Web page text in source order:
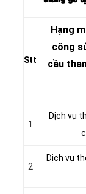
Stt
Hạng
công
cầu
1
Dịch vụ
2
Dịch vụ